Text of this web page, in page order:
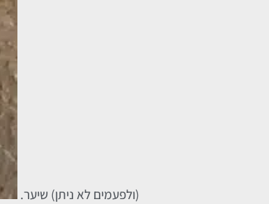
(ולפעמים לא ניתן) שיער.